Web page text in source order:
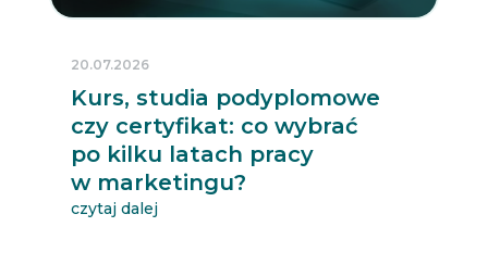
Kurs, studia podyplomowe
czy certyfikat: co wybrać
po kilku latach pracy
w marketingu?
20.07.2026
czytaj dalej